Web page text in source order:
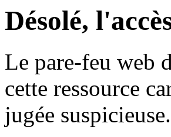
Désolé,
Le pare-feu web
cette ressource
jugée suspicieuse.